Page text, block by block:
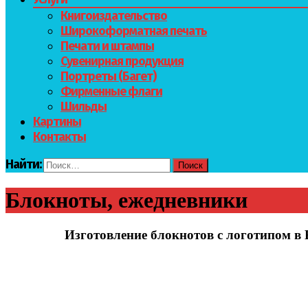
Книгоиздательство
Широкоформатная печать
Печати и штампы
Сувенирная продукция
Портреты (Багет)
Фирменные флаги
Шильды
Картины
Контакты
Найти:
Блокноты, ежедневники
Изготовление блокнотов с логотипом в